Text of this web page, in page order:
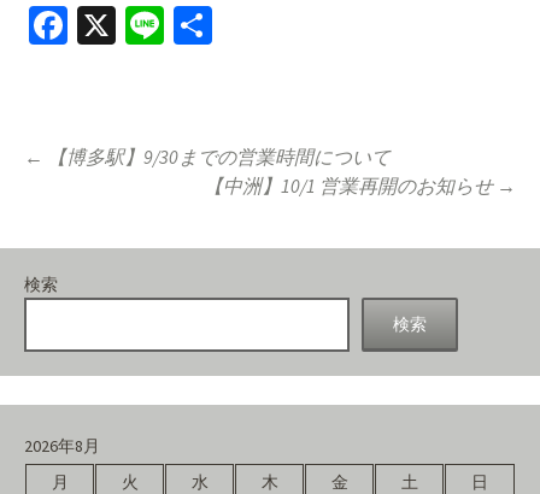
Fa
o
o
X
Li
Post
navigation
←
【博多駅】9/30までの営業時間について
【中洲】10/1 営業再開のお知らせ →
検索
検索
2026年8月
月
火 水 木 金 土
日